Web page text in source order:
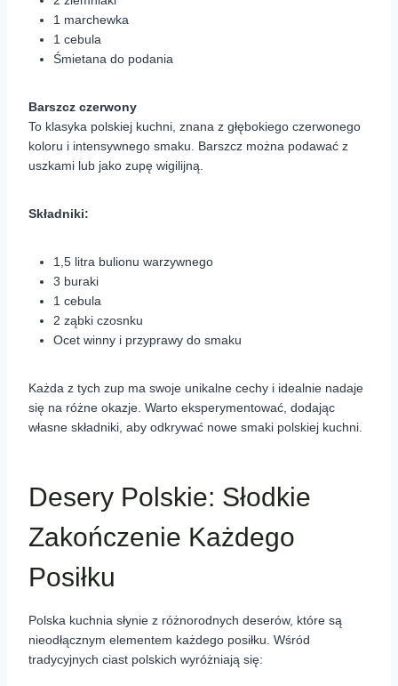
1 marchewka
1 cebula
Śmietana do podania
Barszcz czerwony
To klasyka polskiej kuchni, znana z głębokiego czerwonego
koloru i intensywnego smaku. Barszcz można podawać z
uszkami lub jako zupę wigilijną.
Składniki:
1,5 litra bulionu warzywnego
3 buraki
1 cebula
2 ząbki czosnku
Ocet winny i przyprawy do smaku
Każda z tych zup ma swoje unikalne cechy i idealnie nadaje
się na różne okazje. Warto eksperymentować, dodając
własne składniki, aby odkrywać nowe smaki polskiej kuchni.
Desery Polskie: Słodkie
Zakończenie Każdego
Posiłku
Polska kuchnia słynie z różnorodnych deserów, które są
nieodłącznym elementem każdego posiłku. Wśród
tradycyjnych ciast polskich wyróżniają się: